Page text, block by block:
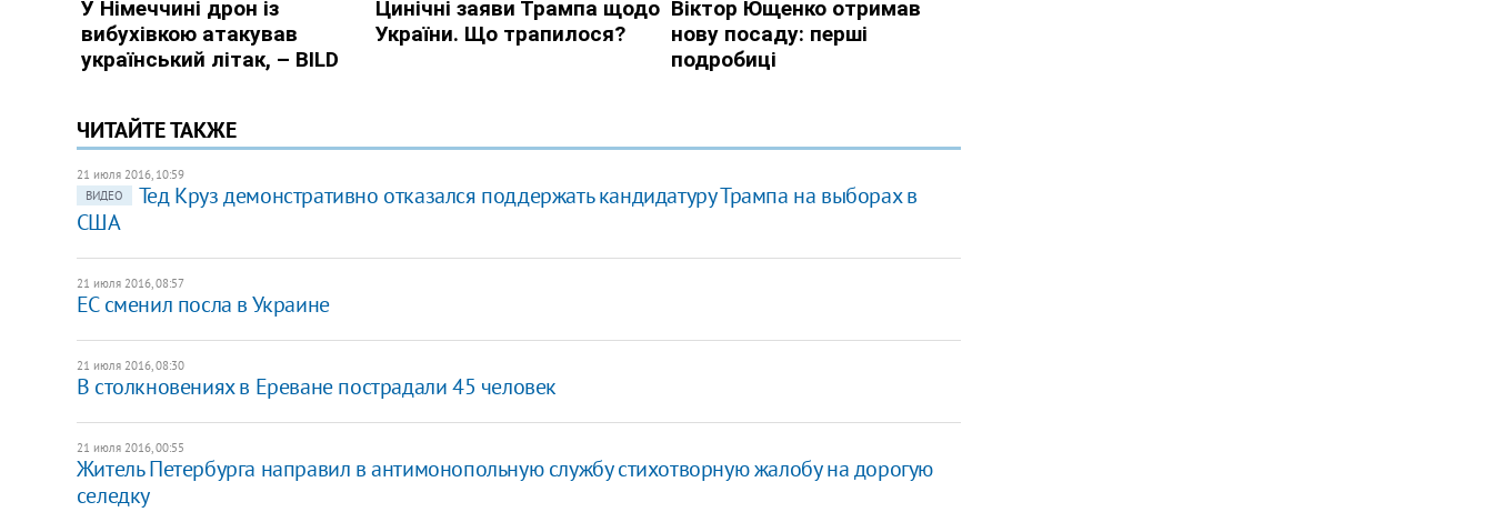
ЧИТАЙТЕ ТАКЖЕ
21 июля 2016, 10:59
ВИДЕО
Тед Круз демонстративно отказался поддержать кандидатуру Трампа на выборах в
США
21 июля 2016, 08:57
ЕС сменил посла в Украине
21 июля 2016, 08:30
В столкновениях в Ереване пострадали 45 человек
21 июля 2016, 00:55
Житель Петербурга направил в антимонопольную службу стихотворную жалобу на дорогую
селедку